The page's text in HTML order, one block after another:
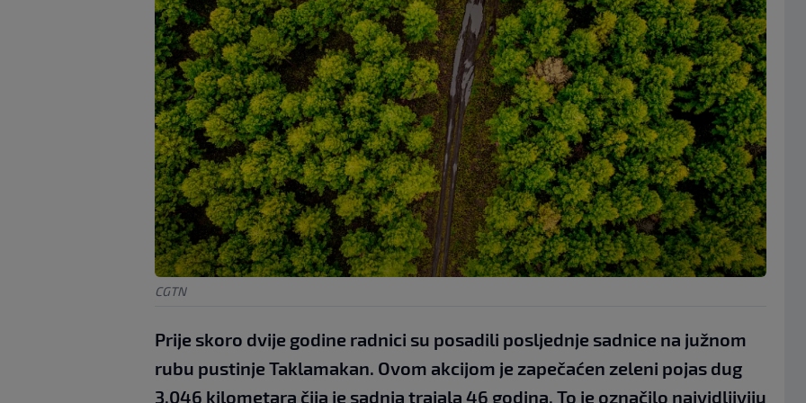
CGTN
Prije skoro dvije godine radnici su posadili posljednje sadnice na južnom
rubu pustinje Taklamakan. Ovom akcijom je zapečaćen zeleni pojas dug
3.046 kilometara čija je sadnja trajala 46 godina. To je označilo najvidljiviju